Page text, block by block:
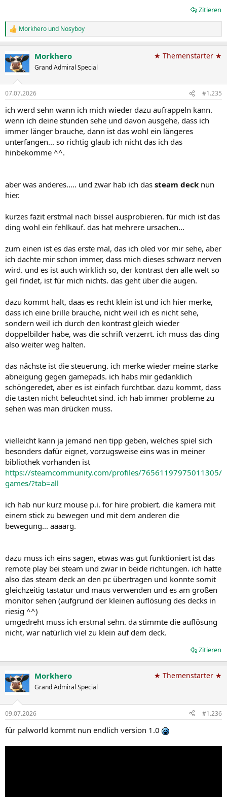
Zitieren
R
e
k
t
i
e
:
Morkhero und Nosyboy
Morkhero
Grand Admiral Special
★ Themenstarter ★
07.07.2026 #1.235
ich werd sehn wann ich mich wieder dazu aufrappeln kann.
wenn ich deine stunden sehe und davon ausgehe, dass ich
immer länger brauche, dann ist das wohl ein längeres
unterfangen... so richtig glaub ich nicht das ich das
hinbekomme ^^.
aber was anderes..... und zwar hab ich das steam deck nun
hier.
kurzes fazit erstmal nach bissel ausprobieren. für mich ist das
ding wohl ein fehlkauf. das hat mehrere ursachen...
zum einen ist es das erste mal, das ich oled vor mir sehe, aber
ich dachte mir schon immer, dass mich dieses schwarz nerven
wird. und es ist auch wirklich so, der kontrast den alle welt so
geil findet, ist für mich nichts. das geht über die augen.
dazu kommt halt, daas es recht klein ist und ich hier merke,
dass ich eine brille brauche, nicht weil ich es nicht sehe,
sondern weil ich durch den kontrast gleich wieder
doppelbilder habe, was die schrift verzerrt. ich muss das ding
also weiter weg halten.
das nächste ist die steuerung. ich merke wieder meine starke
abneigung gegen gamepads. ich habs mir gedanklich
schöngeredet, aber es ist einfach furchtbar. dazu kommt, dass
die tasten nicht beleuchtet sind. ich hab immer probleme zu
sehen was man drücken muss.
vielleicht kann ja jemand nen tipp geben, welches spiel sich
besonders dafür eignet, vorzugsweise eins was in meiner
bibliothek vorhanden ist
https://steamcommunity.com/profiles/76561197975011305/
games/?tab=all
ich hab nur kurz mouse p.i. for hire probiert. die kamera mit
einem stick zu bewegen und mit dem anderen die
bewegung... aaaarg.
dazu muss ich eins sagen, etwas was gut funktioniert ist das
remote play bei steam und zwar in beide richtungen. ich hatte
also das steam deck an den pc übertragen und konnte somit
gleichzeitig tastatur und maus verwenden und es am großen
monitor sehen (aufgrund der kleinen auflösung des decks in
riesig ^^)
umgedreht muss ich erstmal sehn. da stimmte die auflösung
nicht, war natürlich viel zu klein auf dem deck.
Zitieren
Morkhero
Grand Admiral Special
★ Themenstarter ★
09.07.2026 #1.236
für palworld kommt nun endlich version 1.0